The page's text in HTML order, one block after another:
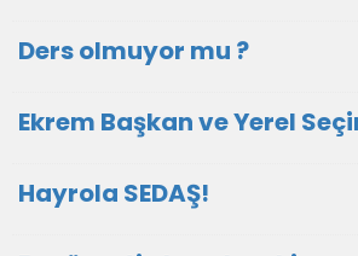
Ders olmuyor mu ?
Ekrem Başkan ve Yerel
Hayrola SEDAŞ!